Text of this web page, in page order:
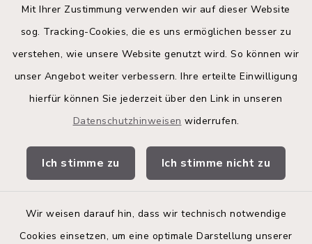
Mit Ihrer Zustimmung verwenden wir auf dieser Website
sog. Tracking-Cookies, die es uns ermöglichen besser zu
verstehen, wie unsere Website genutzt wird. So können wir
unser Angebot weiter verbessern. Ihre erteilte Einwilligung
hierfür können Sie jederzeit über den Link in unseren
Datenschutzhinweisen widerrufen.
Ich stimme zu Ich stimme nicht zu
Wir weisen darauf hin, dass wir technisch notwendige
Cookies einsetzen, um eine optimale Darstellung unserer
Quicklinks
Land Schleswig-Holstein
Kita-Portal
Bürgerinformationsbroschüre